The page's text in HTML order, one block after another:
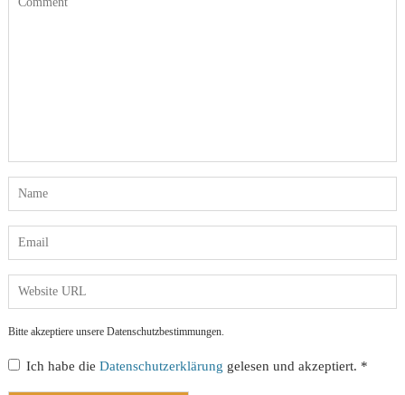
Bitte akzeptiere unsere Datenschutzbestimmungen.
Ich habe dieDatenschutzerklärung gelesen und akzeptiert. *